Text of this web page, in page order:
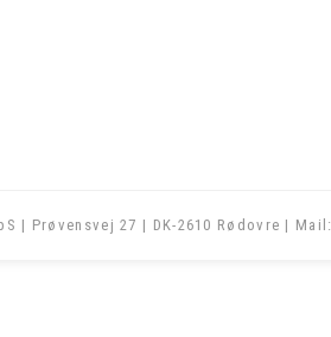
| Prøvensvej 27 | DK-2610 Rødovre | Mail: